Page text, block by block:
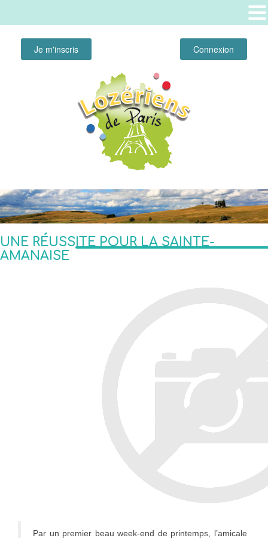
Connexion
Je m'inscris
UNE RÉUSSITE POUR LA SAINTE-
AMANAISE
Par un premier beau week-end de printemps, l’amicale